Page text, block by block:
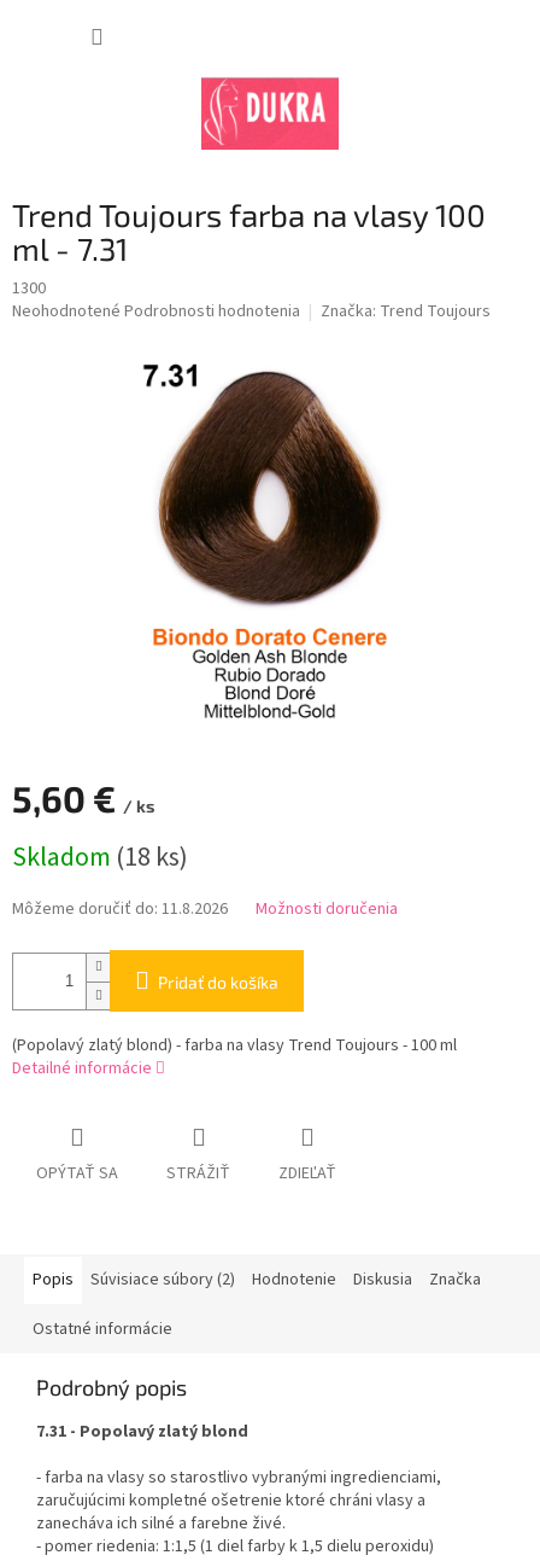
Trend Toujours farba na vlasy 100
ml - 7.31
1300
Priemerné
Neohodnotené Podrobnosti hodnotenia Značka: Trend Toujours
5,60 € / ks
cena:
Skladom (18 ks)
Môžeme doručiť do: 11.8.2026 Možnosti doručenia
Pridať do košíka
(Popolavý zlatý blond) - farba na vlasy Trend Toujours - 100 ml
Detailné informácie
OPÝTAŤ SA STRÁŽIŤ ZDIEĽAŤ
Popis Súvisiace súbory (2) Hodnotenie Diskusia Značka
Ostatné informácie
Podrobný popis
7.31 - Popolavý zlatý blond
- farba na vlasy so starostlivo vybranými ingredienciami,
zaručujúcimi kompletné ošetrenie ktoré chráni vlasy a
zanecháva ich silné a farebne živé.
- pomer riedenia: 1:1,5 (1 diel farby k 1,5 dielu peroxidu)